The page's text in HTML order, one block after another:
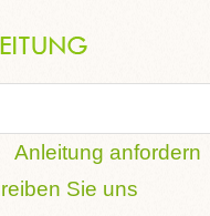
Anleitung anfordern
Sie uns